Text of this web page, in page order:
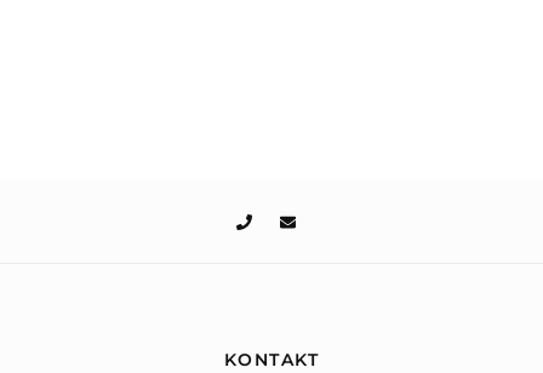
KONTAKT